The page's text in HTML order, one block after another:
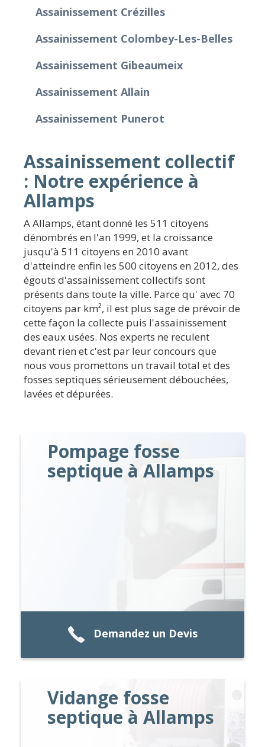
Assainissement Crézilles
Assainissement Colombey-Les-Belles
Assainissement Gibeaumeix
Assainissement Allain
Assainissement Punerot
Assainissement collectif
: Notre expérience à
Allamps
A Allamps, étant donné les 511 citoyens
dénombrés en l'an 1999, et la croissance
jusqu'à 511 citoyens en 2010 avant
d'atteindre enfin les 500 citoyens en 2012, des
égouts d'assainissement collectifs sont
présents dans toute la ville. Parce qu' avec 70
citoyens par km², il est plus sage de prévoir de
cette façon la collecte puis l'assainissement
des eaux usées. Nos experts ne reculent
devant rien et c'est par leur concours que
nous vous promettons un travail total et des
fosses septiques sérieusement débouchées,
lavées et dépurées.
Pompage fosse
septique à Allamps
Demandez un Devis
Vidange fosse
septique à Allamps